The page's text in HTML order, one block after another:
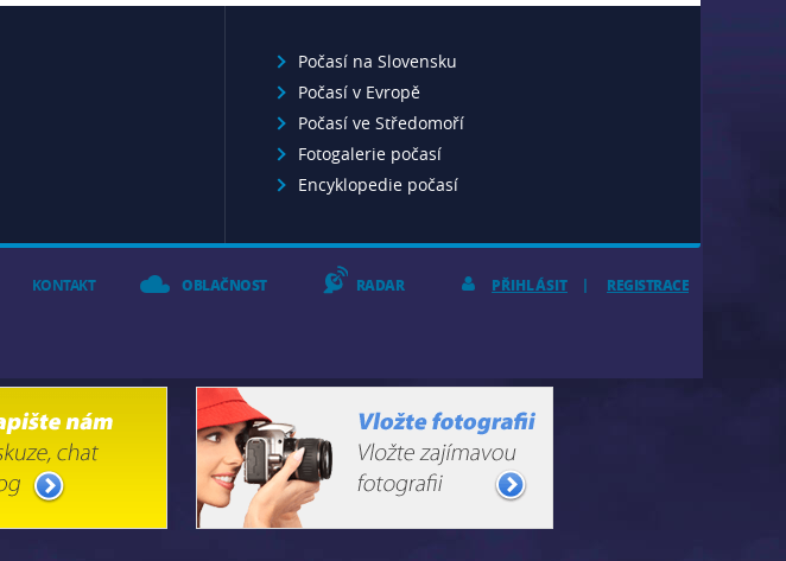
Počasí na Slovensku
Počasí v Evropě
Počasí ve Středomoří
Fotogalerie počasí
Encyklopedie počasí
KONTAKT OBLAČNOST RADAR REGISTRACE
PŘIHLÁSIT